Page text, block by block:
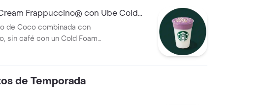
Frappuccino® con Ube Cold
de Coco combinada con
sin café con un Cold Foam
a Ube, un ingrediente
de Temporada